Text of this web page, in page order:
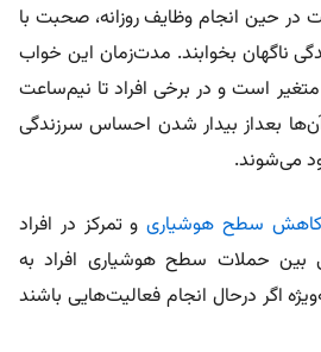
حین انجام وظایف روزانه، صحبت با
ناگهان بخوابند. مدت‌زمان این خواب
متغیر است و در برخی افراد تا نیم‌ساعت
بعداز بیدار شدن احساس سرزندگی
می‌شوند.
کاهش سطح هوشیاریو تمرکز در افراد
بین حملات سطح هوشیاری افراد به‌
اگر درحال انجام فعالیت‌هایی باشند